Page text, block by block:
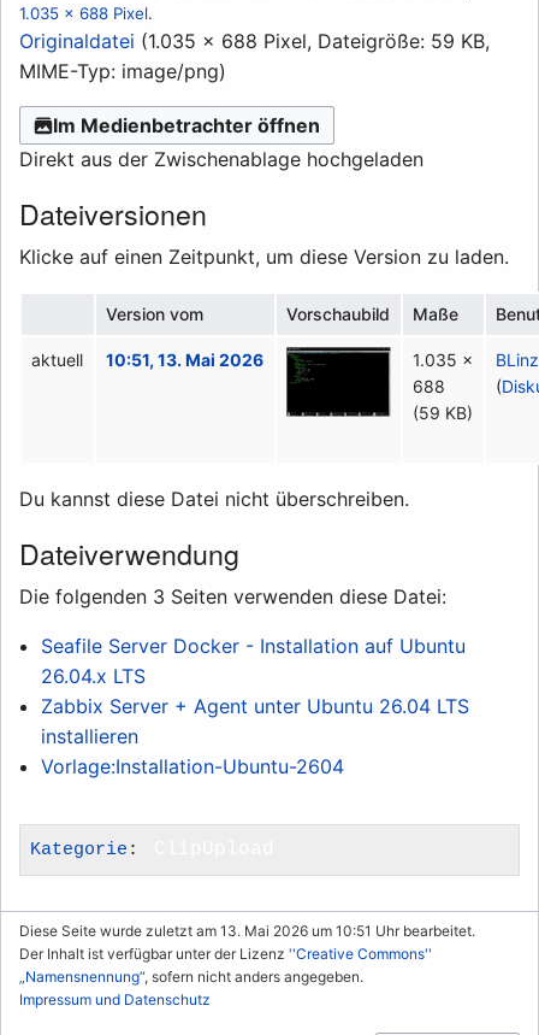
1.035 × 688 Pixel.
Originaldatei (1.035 × 688 Pixel, Dateigröße: 59 KB,
MIME-Typ: image/png)
Im Medienbetrachter öffnen
Direkt aus der Zwischenablage hochgeladen
Dateiversionen
Klicke auf einen Zeitpunkt, um diese Version zu laden.
Version vom Vorschaubild Maße
aktuell 10:51, 13. Mai 2026
1.035 ×
688
(59 KB)
BLinz
(
Du kannst diese Datei nicht überschreiben.
Dateiverwendung
Die folgenden 3 Seiten verwenden diese Datei:
Seafile Server Docker - Installation auf Ubuntu
26.04.x LTS
Zabbix Server + Agent unter Ubuntu 26.04 LTS
installieren
Vorlage:Installation-Ubuntu-2604
Kategorie :
Diese Seite wurde zuletzt am 13. Mai 2026 um 10:51 Uhr bearbeitet.
Der Inhalt ist verfügbar unter der Lizenz ''Creative Commons''
„Namensnennung“, sofern nicht anders angegeben.
Impressum und Datenschutz